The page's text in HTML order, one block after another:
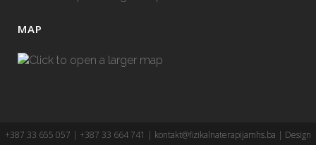
MAP
+387 33 655 057 | +387 33 664 741 | kontakt@fizikalnaterapijamhs.ba | Design